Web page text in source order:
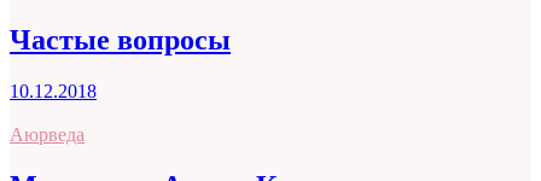
Частые вопросы
10.12.2018
Аюрведа